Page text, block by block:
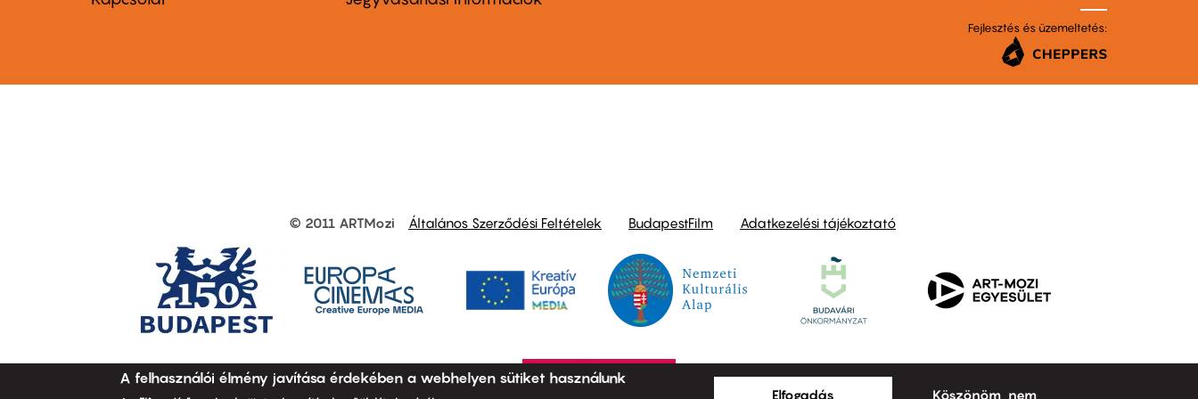
Fejlesztés és üzemeltetés:
other
© 2011 ARTMozi Általános Szerződési Feltételek BudapestFilm Adatkezelési tájékoztató
A felhasználói élmény javítása érdekében a webhelyen sütiket használunk
Elfogadás Köszönöm, nem